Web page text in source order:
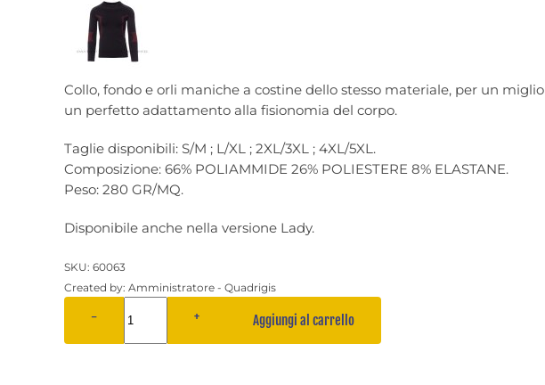
Collo, fondo e orli maniche a costine dello stesso materiale, per un
un perfetto adattamento alla fisionomia del corpo.
Taglie disponibili: S/M ; L/XL ; 2XL/3XL ; 4XL/5XL.
Composizione: 66% POLIAMMIDE 26% POLIESTERE 8% ELASTANE.
Peso: 280 GR/MQ.
Disponibile anche nella versione Lady.
SKU: 60063
Created by: Amministratore - Quadrigis
− + Aggiungi al carrello